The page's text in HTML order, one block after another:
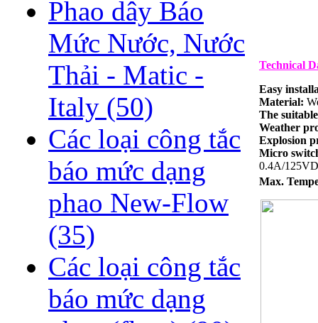
Phao dây Báo
Mức Nước, Nước
Thải - Matic -
Italy (50)
Các loại công tắc
báo mức dạng
phao New-Flow
(35)
Các loại công tắc
báo mức dạng
Technical
Easy
Material:
The
Weather
Explosion
Micro
0.4A/
Max.